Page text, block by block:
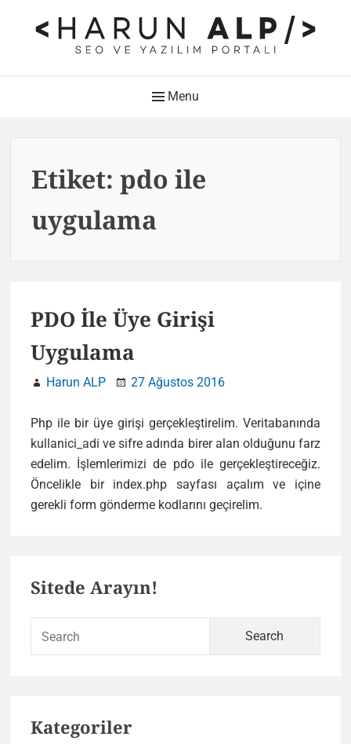
HARUN ALP Kişisel Blog –
SEO ve Yazılım Portalı
Menu
Etiket: pdo ile
uygulama
PDO İle Üye Girişi
Uygulama
Harun ALP 27 Ağustos 2016
Php ile bir üye girişi gerçekleştirelim. Veritabanında
kullanici_adi ve sifre adında birer alan olduğunu farz
edelim. İşlemlerimizi de pdo ile gerçekleştireceğiz.
Öncelikle bir index.php sayfası açalım ve içine
gerekli form gönderme kodlarını geçirelim.
Sitede Arayın!
Kategoriler